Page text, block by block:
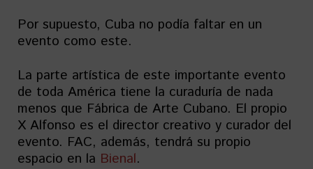
Por supuesto, Cuba no podía faltar en un
evento como este.
La parte artística de este importante evento
de toda América tiene la curaduría de nada
menos que Fábrica de Arte Cubano. El propio
X Alfonso es el director creativo y curador del
evento. FAC, además, tendrá su propio
espacio en la Bienal.